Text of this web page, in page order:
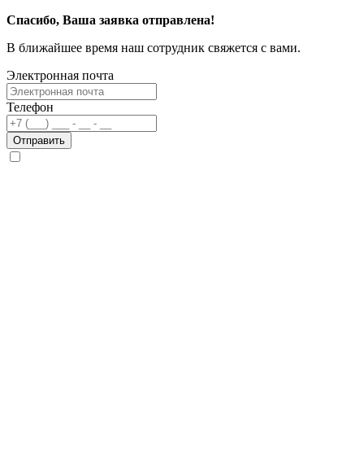
Спасибо, Ваша заявка отправлена!
В ближайшее время наш сотрудник свяжется с вами.
Электронная почта
Телефон
Отправить